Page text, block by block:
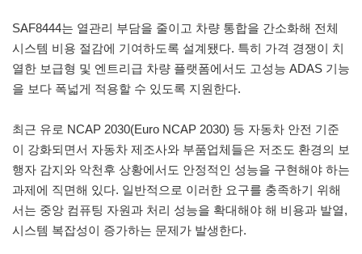
SAF8444는 열관리 부담을 줄이고 차량 통합을 간소화해 전체
시스템 비용 절감에 기여하도록 설계됐다. 특히 가격 경쟁이 치
열한 보급형 및 엔트리급 차량 플랫폼에서도 고성능 ADAS 기능
을 보다 폭넓게 적용할 수 있도록 지원한다.
최근 유로 NCAP 2030(Euro NCAP 2030) 등 자동차 안전 기준
이 강화되면서 자동차 제조사와 부품업체들은 저조도 환경의 보
행자 감지와 악천후 상황에서도 안정적인 성능을 구현해야 하는
과제에 직면해 있다. 일반적으로 이러한 요구를 충족하기 위해
서는 중앙 컴퓨팅 자원과 처리 성능을 확대해야 해 비용과 발열,
시스템 복잡성이 증가하는 문제가 발생한다.